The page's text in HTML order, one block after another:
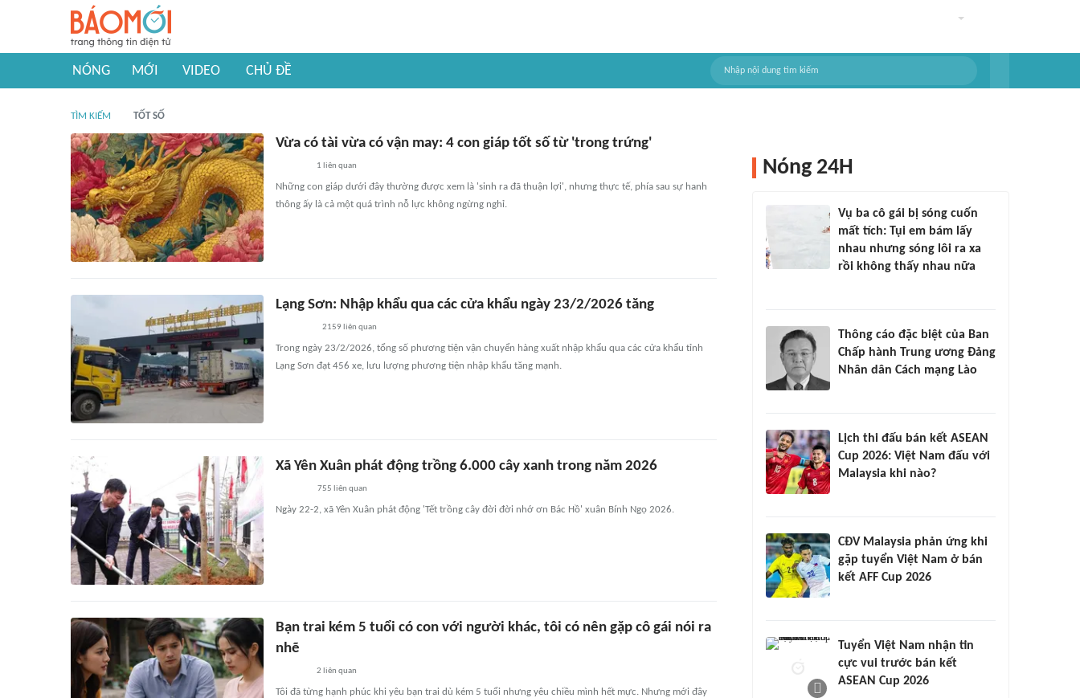
NÓNG MỚI VIDEO CHỦ ĐỀ
TÌM KIẾM TỐT SỐ
Vừa có tài vừa có vận may: 4 con giáp tốt số từ 'trong trứng'
1 liên quan
Những con giáp dưới đây thường được xem là 'sinh ra đã thuận lợi', nhưng thực tế, phía sau sự hanh
thông ấy là cả một quá trình nỗ lực không ngừng nghỉ.
Lạng Sơn: Nhập khẩu qua các cửa khẩu ngày 23/2/2026 tăng
2159 liên quan
Trong ngày 23/2/2026, tổng số phương tiện vận chuyển hàng xuất nhập khẩu qua các cửa khẩu tỉnh
Lạng Sơn đạt 456 xe, lưu lượng phương tiện nhập khẩu tăng mạnh.
Xã Yên Xuân phát động trồng 6.000 cây xanh trong năm 2026
755 liên quan
Ngày 22-2, xã Yên Xuân phát động 'Tết trồng cây đời đời nhớ ơn Bác Hồ' xuân Bính Ngọ 2026.
Bạn trai kém 5 tuổi có con với người khác, tôi có nên gặp cô gái nói ra
nhẽ
2 liên quan
Tôi đã từng hạnh phúc khi yêu bạn trai dù kém 5 tuổi nhưng yêu chiều mình hết mực. Nhưng mới đây
Nóng 24H
Vụ ba cô gái bị sóng cuốn
mất tích: Tụi em bám lấy
nhau nhưng sóng lôi ra xa
rồi không thấy nhau nữa
Thông cáo đặc biệt của Ban
Chấp hành Trung ương Đảng
Nhân dân Cách mạng Lào
Lịch thi đấu bán kết ASEAN
Cup 2026: Việt Nam đấu với
Malaysia khi nào?
CĐV Malaysia phản ứng khi
gặp tuyển Việt Nam ở bán
kết AFF Cup 2026
Tuyển Việt Nam nhận tin
cực vui trước bán kết
ASEAN Cup 2026